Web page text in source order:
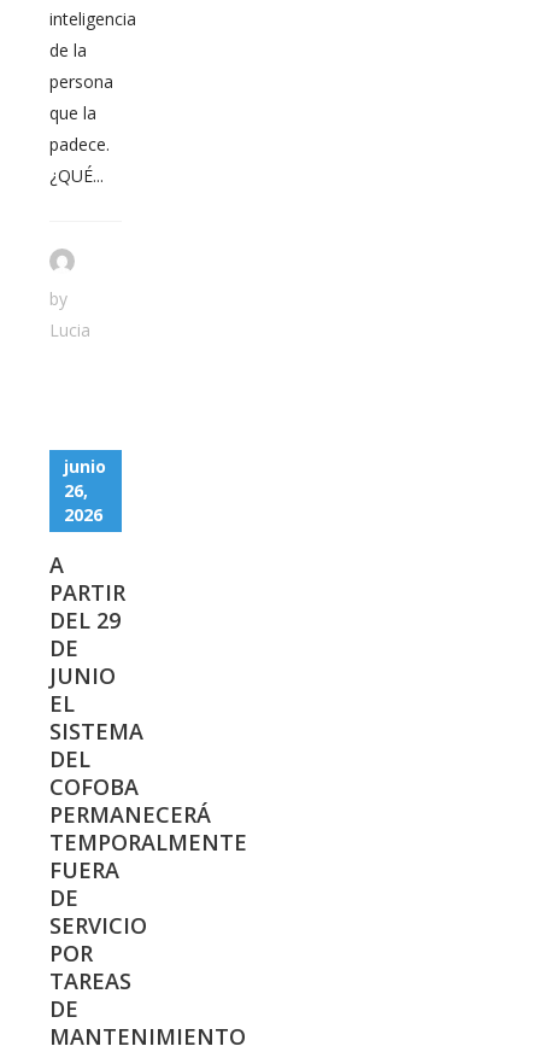
inteligencia
de la
persona
que la
padece.
¿QUÉ...
by
Lucia
junio
26,
2026
A
PARTIR
DEL 29
DE
JUNIO
EL
SISTEMA
DEL
COFOBA
PERMANECERÁ
TEMPORALMENTE
FUERA
DE
SERVICIO
POR
TAREAS
DE
MANTENIMIENTO